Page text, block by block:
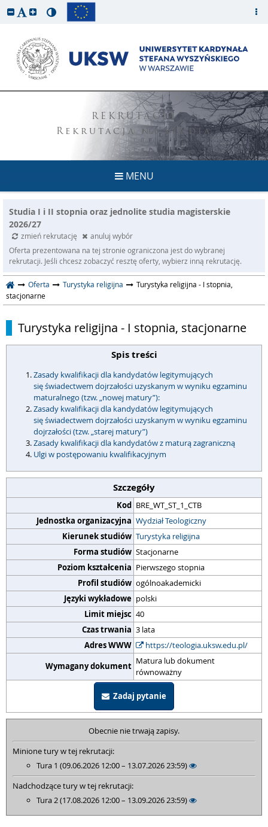
REKRUTACJA
Rekrutacja na studia
MENU
Studia I i II stopnia oraz jednolite studia magisterskie
2026/27
zmień rekrutację
anuluj wybór
Oferta prezentowana na tej stronie ograniczona jest do wybranej
rekrutacji. Jeśli chcesz zobaczyć resztę oferty, wybierz inną rekrutację.
Oferta Turystyka religijna
Turystyka religijna - I stopnia,
stacjonarne
Turystyka religijna - I stopnia, stacjonarne
Spis treści
Zasady kwalifikacji dla kandydatów legitymujących
się świadectwem dojrzałości uzyskanym w wyniku egzaminu
maturalnego (tzw. „nowej matury”):
Zasady kwalifikacji dla kandydatów legitymujących
się świadectwem dojrzałości uzyskanym w wyniku egzaminu
dojrzałości (tzw. „starej matury”)
Zasady kwalifikacji dla kandydatów z maturą zagraniczną
Ulgi w postępowaniu kwalifikacyjnym
Szczegóły
Kod BRE_WT_ST_1_CTB
Jednostka organizacyjna Wydział Teologiczny
Kierunek studiów Turystyka religijna
Forma studiów Stacjonarne
Poziom kształcenia Pierwszego stopnia
Profil studiów ogólnoakademicki
Języki wykładowe polski
Limit miejsc 40
Czas trwania 3 lata
Adres WWW
https://teologia.uksw.edu.pl/
Wymagany dokument Matura lub dokument
równoważny
Zadaj pytanie
Obecnie nie trwają zapisy.
Minione tury w tej rekrutacji:
Tura 1 (09.06.2026 12:00 – 13.07.2026 23:59)
Nadchodzące tury w tej rekrutacji:
Tura 2 (17.08.2026 12:00 – 13.09.2026 23:59)